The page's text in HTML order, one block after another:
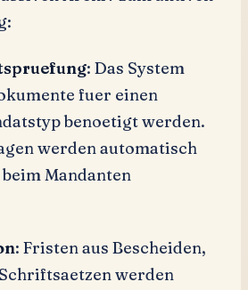
: Das System
fuer einen
benoetigt werden.
werden automatisch
Mandanten
: Fristen aus Bescheiden,
werden